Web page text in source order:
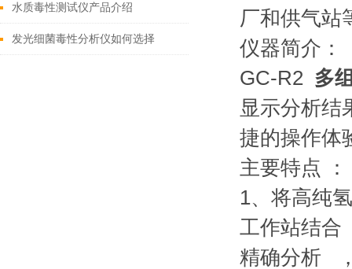
水质毒性测试仪产品介绍
发光细菌毒性分析仪如何选择
厂和供气站
仪器简介：
GC-R2 多
显示分析
捷的操作体
主要特点 ：
1、将高纯
工作站结
精确分析